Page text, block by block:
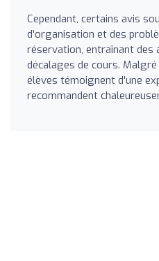
Cependant, certains avis
d'organisation et des
réservation, entraînant des
décalages de cours.
élèves témoignent d'une
recommandent